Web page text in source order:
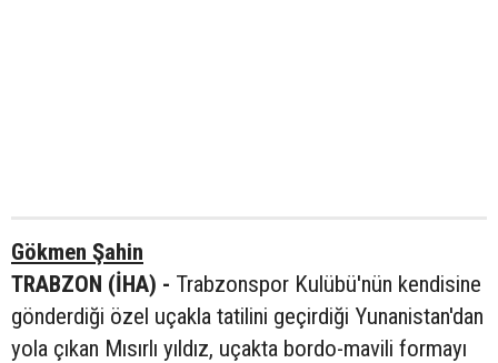
Gökmen Şahin
TRABZON (İHA) - Trabzonspor Kulübü'nün kendisine
gönderdiği özel uçakla tatilini geçirdiği Yunanistan'dan
yola çıkan Mısırlı yıldız, uçakta bordo-mavili formayı